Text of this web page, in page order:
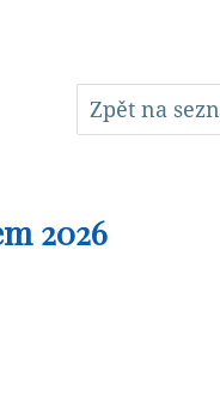
Zpět na
2026